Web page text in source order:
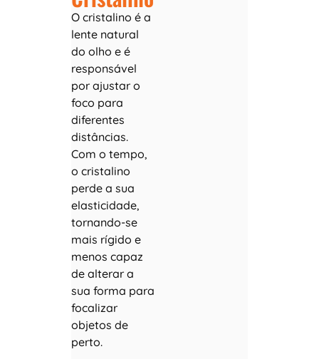
O cristalino é a
lente natural
do olho e é
responsável
por ajustar o
foco para
diferentes
distâncias.
Com o tempo,
o cristalino
perde a sua
elasticidade,
tornando-se
mais rígido e
menos capaz
de alterar a
sua forma para
focalizar
objetos de
perto.